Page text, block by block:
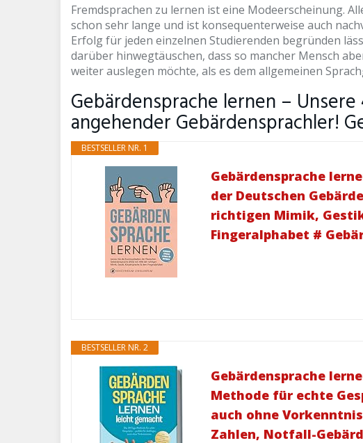
Fremdsprachen zu lernen ist eine Modeerscheinung.
schon sehr lange und ist konsequenterweise auch
Erfolg für jeden einzelnen Studierenden begründen
darüber hinwegtäuschen, dass so mancher Mensch
weiter auslegen möchte, als es dem allgemeinen
Gebärdensprache lernen –
angehender Gebärdensprachler!
BESTSELLER NR. 1
Gebärdensprache
der Deutschen
richtigen Mimik,
Fingeralphabet #
BESTSELLER NR. 2
Gebärdensprache
Methode für echte
auch ohne
Zahlen, Notfall-